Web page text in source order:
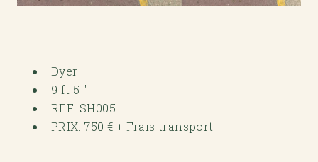
Dyer
9 ft 5 "
REF: SH005
PRIX: 750 € + Frais transport